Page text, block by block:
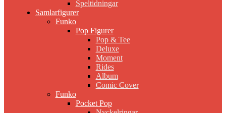
Speltidningar
Samlarfigurer
Funko
Pop Figurer
Pop & Tee
Deluxe
Moment
Rides
Album
Comic Cover
Funko
Pocket Pop